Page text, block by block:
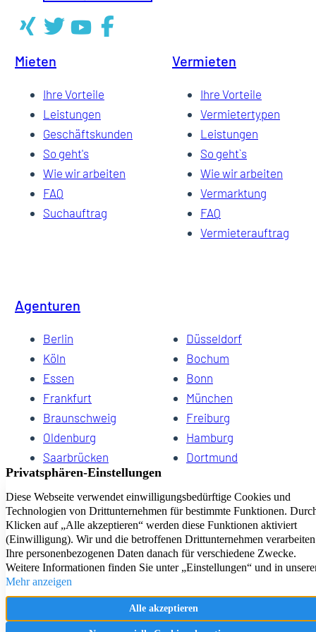
Mieten
Ihre Vorteile
Leistungen
Geschäftskunden
So geht's
Wie wir arbeiten
FAQ
Suchauftrag
Vermieten
Ihre Vorteile
Vermietertypen
Leistungen
So geht`s
Wie wir arbeiten
Vermarktung
FAQ
Vermieterauftrag
Agenturen
Berlin
Düsseldorf
Köln
Bochum
Essen
Bonn
Frankfurt
München
Braunschweig
Freiburg
Oldenburg
Hamburg
Saarbrücken
Dortmund
Hannover
Dresden
Kiel
Wuppertal
Bremen
HomeCompany eG Ihre Agenturen für Wohnen auf Zeit